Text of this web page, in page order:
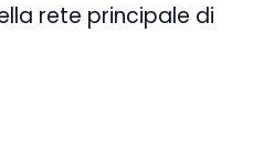
rete principale di